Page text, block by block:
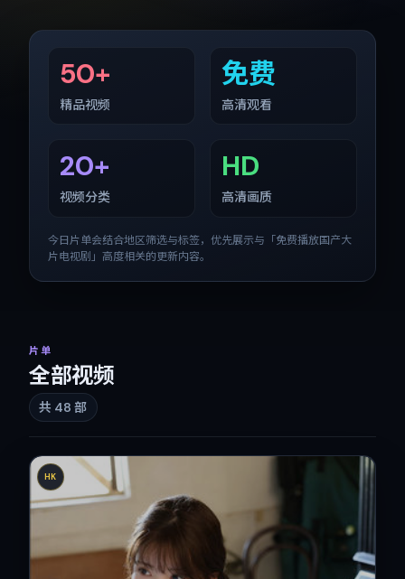
50+
精品视频
免费
高清观看
20+
视频分类
HD
高清画质
今日片单会结合地区筛选与标签，优先展示与「免费播放国产大
片电视剧 」高度相关的更新内容。
片单
全部视频
共 48 部
HK